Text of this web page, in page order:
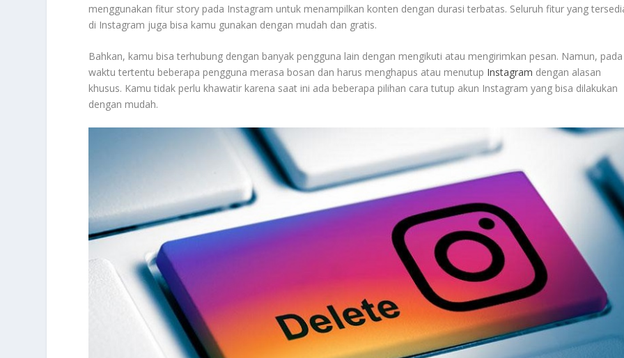
menggunakan fitur story pada Instagram untuk menampilkan konten dengan durasi terbatas. Seluruh fitur yang
di Instagram juga bisa kamu gunakan dengan mudah dan gratis.
Bahkan, kamu bisa terhubung dengan banyak pengguna lain dengan mengikuti atau mengirimkan pesan. Namun, pada
waktu tertentu beberapa pengguna merasa bosan dan harus menghapus atau menutup Instagram dengan alasan
khusus. Kamu tidak perlu khawatir karena saat ini ada beberapa pilihan cara tutup akun Instagram yang bisa dilakukan
dengan mudah.